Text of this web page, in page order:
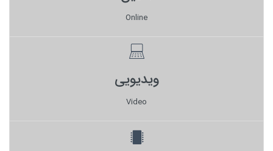
Online
ویدیویی
Video